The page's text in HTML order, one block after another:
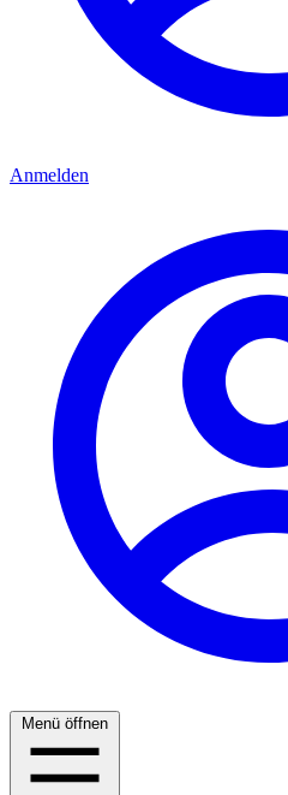
Anmelden
Menü öffnen